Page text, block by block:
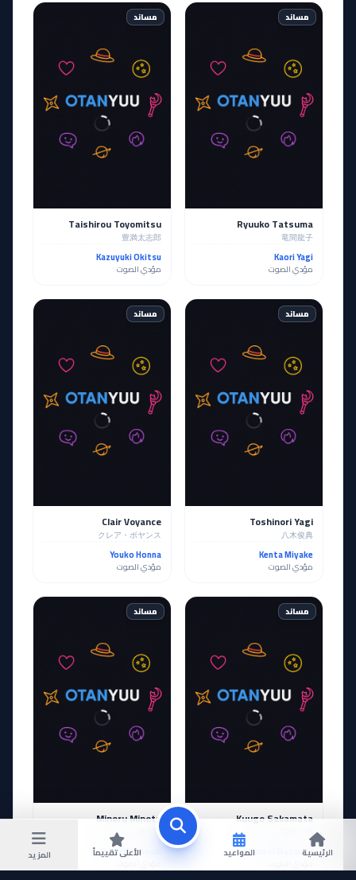
الرئيسية المواعيد الأعلى تقييماً المزيد
مساند
Ryuuko Tatsuma
竜間龍子
Kaori Yagi
مؤدي الصوت
مساند
Taishirou Toyomitsu
豊満太志郎
Kazuyuki Okitsu
مؤدي الصوت
مساند
Toshinori Yagi
八木俊典
Kenta Miyake
مؤدي الصوت
مساند
Clair Voyance
クレア・ボヤンス
Youko Honna
مؤدي الصوت
مساند
Kuugo Sakamata
逆俣空悟
Shuuhei Matsuda
مساند
Minoru Mineta
峰田実
Ryou Hirohashi